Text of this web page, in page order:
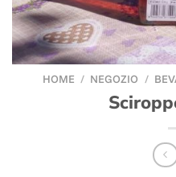
HOME / NEGOZIO /